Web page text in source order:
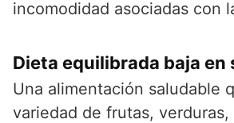
incomodidad asociadas con
Dieta equilibrada baja en
Una alimentación saludable
variedad de frutas, verduras,